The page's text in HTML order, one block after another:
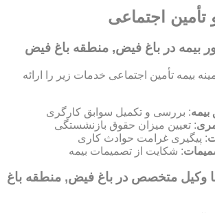
تأمین اجتماعی
بیمه در باغ فیض, منطقه باغ فیض
بیمه تأمین اجتماعی خدمات زیر را ارائه
بیمه: بررسی و تکمیل سوابق کارگری
: تعیین میزان حقوق بازنشستگی
: پیگیری غرامت حوادث کاری
: شکایت از تصمیمات بیمه
وکیل متخصص در باغ فیض, منطقه باغ